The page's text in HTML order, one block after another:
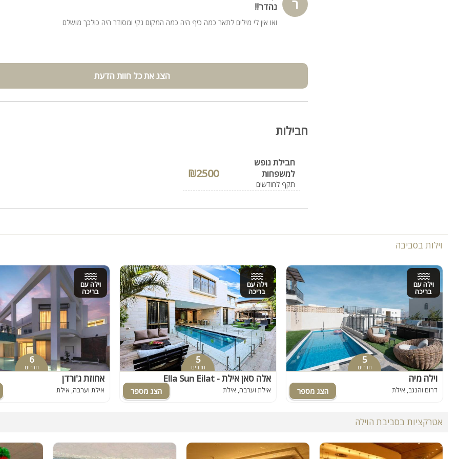
ר נהדר!!
ואו אין לי מילים לתאר כמה כיף היה כמה המקום נקי ומסודר היה כולכך מושלם
הצג את כל חוות הדעת
חבילות
חבילת נופש
למשפחות
תקף לחודשים
₪2500
וילות בסביבה
וילה עם
בריכה
5
חדרים
וילה מיה
דרום והנגב, אילת
וילה עם
בריכה
5
חדרים
Ella Sun Eilat - אלה סאן אילת
אילת וערבה, אילת
וילה עם
בריכה
6
חדרים
אחוזת ג'ורדן
אילת וערבה, אילת
אטרקציות בסביבת הוילה